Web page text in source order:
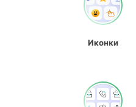
Иконки